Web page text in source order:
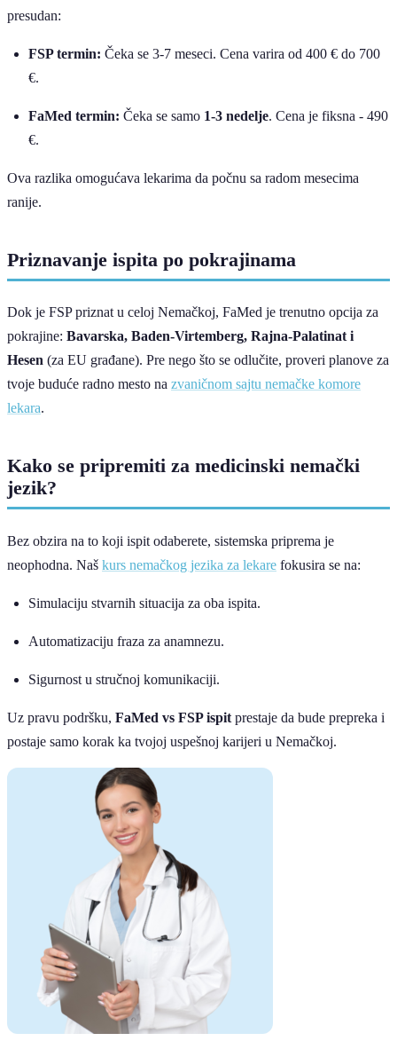
presudan:
FSP termin: Čeka se 3-7 meseci. Cena varira od 400 € do 700
€.
FaMed termin: Čeka se samo 1-3 nedelje. Cena je fiksna - 490
€.
Ova razlika omogućava lekarima da počnu sa radom mesecima
ranije.
Priznavanje ispita po pokrajinama
Dok je FSP priznat u celoj Nemačkoj, FaMed je trenutno opcija za
pokrajine: Bavarska, Baden-Virtemberg, Rajna-Palatinat i
Hesen (za EU građane). Pre nego što se odlučite, proveri planove za
tvoje buduće radno mesto na zvaničnom sajtu nemačke komore
lekara.
Kako se pripremiti za medicinski nemački
jezik?
Bez obzira na to koji ispit odaberete, sistemska priprema je
neophodna. Naš kurs nemačkog jezika za lekare fokusira se na:
Simulaciju stvarnih situacija za oba ispita.
Automatizaciju fraza za anamnezu.
Sigurnost u stručnoj komunikaciji.
Uz pravu podršku, FaMed vs FSP ispit prestaje da bude prepreka i
postaje samo korak ka tvojoj uspešnoj karijeri u Nemačkoj.